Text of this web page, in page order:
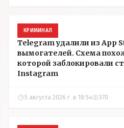
КРИМИНАЛ
Telegram удалили из App
вымогателей. Схема
которой заблокировали
Instagram
5 августа 2026 г. в 18:54 370